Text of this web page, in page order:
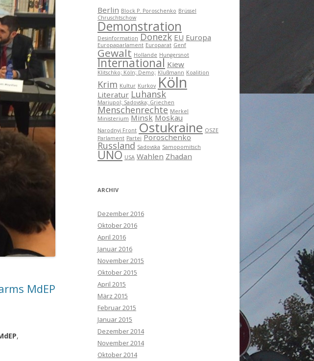
MdEP
,
Berlin Block P. Poroschenko Brüssel
Chruschtschow
Demonstration
Desinformation Donezk EU Europa
Europaparlament Europarat Genf
Gewalt Hollande Hungersnot
International Kiew
Klitschko; Köln; Demo; Klußmann Koalition
Krim Kultur Kurkov Köln
Literatur Luhansk
Mariupol; Sadovska; Griechen
Menschenrechte Merkel
Ministerium Minsk Moskau
Narodnyj Front Ostukraine OSZE
Parlament Partei Poroschenko
Russland Sadovska Samopomitsch
UNO USA Wahlen Zhadan
ARCHIV
Dezember 2016
Oktober 2016
April 2016
Januar 2016
November 2015
Oktober 2015
April 2015
März 2015
Februar 2015
Januar 2015
Dezember 2014
November 2014
Oktober 2014